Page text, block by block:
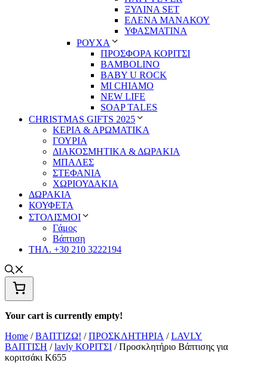
ΞΥΛΙΝΑ SET
ΕΛΕΝΑ ΜΑΝΑΚΟΥ
ΥΦΑΣΜΑΤΙΝΑ
ΡΟΥΧΑ
ΠΡΟΣΦΟΡΑ ΚΟΡΙΤΣΙ
BAMBOLINO
BABY U ROCK
MI CHIAMO
NEW LIFE
SOAP TALES
CHRISTMAS GIFTS 2025
ΚΕΡΙΑ & ΑΡΩΜΑΤΙΚΑ
ΓΟΥΡΙΑ
ΔΙΑΚΟΣΜΗΤΙΚΑ & ΔΩΡΑΚΙΑ
ΜΠΑΛΕΣ
ΣΤΕΦΑΝΙΑ
ΧΩΡΙΟΥΔΑΚΙΑ
ΔΩΡΑΚΙΑ
ΚΟΥΦΕΤΑ
ΣΤΟΛΙΣΜΟΙ
Γάμος
Βάπτιση
ΤΗΛ. +30 210 3222194
Your cart is currently empty!
Home /ΒΑΠΤΙΖΩ! /ΠΡΟΣΚΛΗΤΗΡΙΑ /LAVLY
ΒΑΠΤΙΣΗ /lavly ΚΟΡΙΤΣΙ / Προσκλητήριο Βάπτισης για
κοριτσάκι Κ655